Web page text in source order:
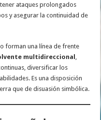
ataques prolongados
y asegurar la continuidad de
forman una línea de frente
multidireccional ,
diversificar los
Es una disposición
que de disuasión simbólica.